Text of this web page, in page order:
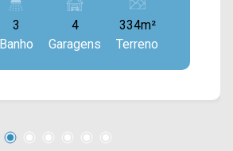
fogão a lenha, área de serviço
social; 04 vagas de
Localizado em
próximo à
de ônibus e demais
3
Banho
4
Garagens
334m²
Terreno